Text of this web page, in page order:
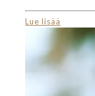
Lue lisää